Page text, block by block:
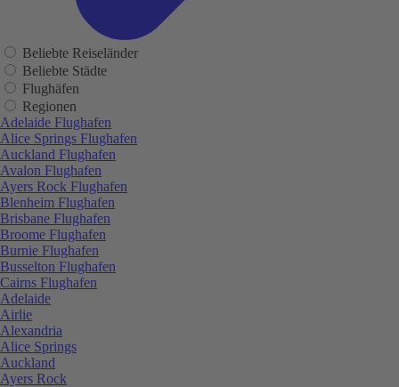
Beliebte Reiseländer
Beliebte Städte
Flughäfen
Regionen
Adelaide Flughafen
Alice Springs Flughafen
Auckland Flughafen
Avalon Flughafen
Ayers Rock Flughafen
Blenheim Flughafen
Brisbane Flughafen
Broome Flughafen
Burnie Flughafen
Busselton Flughafen
Cairns Flughafen
Adelaide
Airlie
Alexandria
Alice Springs
Auckland
Ayers Rock